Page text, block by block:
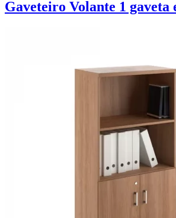
Gaveteiro Volante 1 gaveta